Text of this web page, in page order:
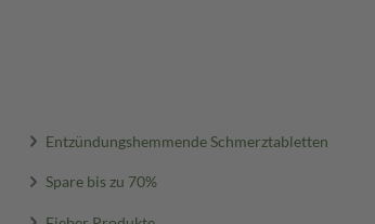
Entzündungshemmende Schmerztabletten
Spare bis zu 70%